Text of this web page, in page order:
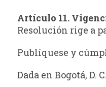
Artículo 11.
Resolución rige a
Publíquese y
Dada en Bogotá, D.